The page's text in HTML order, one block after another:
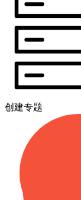
创建专题